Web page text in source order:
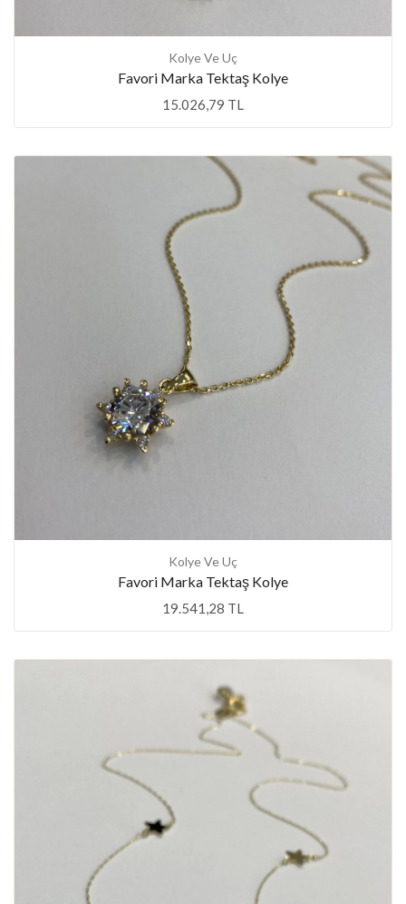
Kolye Ve Uç
Favori Marka Tektaş Kolye
15.026,79 TL
Kolye Ve Uç
Favori Marka Tektaş Kolye
19.541,28 TL